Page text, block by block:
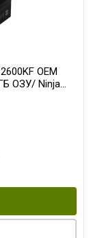
OEM
ОЗУ/ Ninja
DP HDMI 2/